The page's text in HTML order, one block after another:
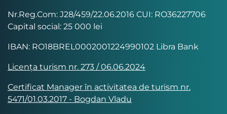
Nr.Reg.Com: J28/459/22.06.2016 CUI: RO36227706
Capital social: 25 000 lei
IBAN: RO18BREL0002001224990102 Libra Bank
Licența turism nr. 273 / 06.06.2024
Certificat Manager în activitatea de turism nr.
5471/01.03.2017 - Bogdan Vladu